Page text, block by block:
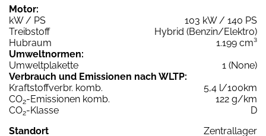
Motor:
kW / PS
103 kW / 140 PS
Treibstoff
Hybrid (Benzin/Elektro)
Hubraum
1.199 cm³
Umweltnormen:
Umweltplakette
1 (None)
Verbrauch und Emissionen nach WLTP:
Kraftstoffverbr. komb.
5,4 l/100km
CO2-Emissionen komb.
122 g/km
CO2-Klasse
D
Standort
Zentrallager